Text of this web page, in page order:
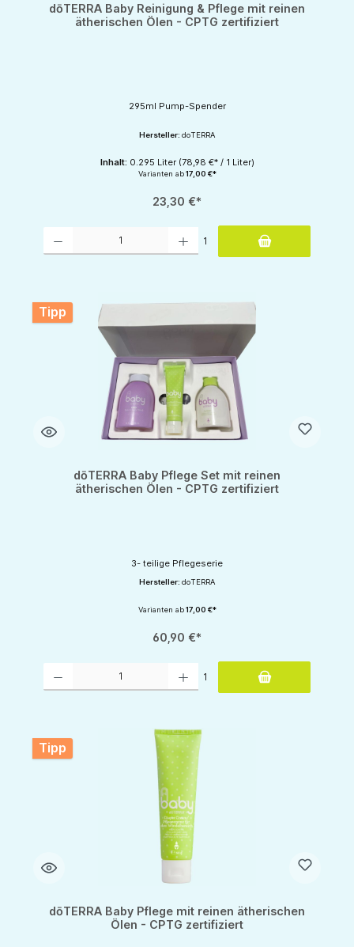
dōTERRA Baby Reinigung & Pflege mit reinen
ätherischen Ölen - CPTG zertifiziert
295ml Pump-Spender
Hersteller: doTERRA
Inhalt: 0.295 Liter (78,98 €* / 1 Liter)
Varianten ab17,00 €*
23,30 €*
1
Tipp
dōTERRA Baby Pflege Set mit reinen
ätherischen Ölen - CPTG zertifiziert
3- teilige Pflegeserie
Hersteller: doTERRA
Varianten ab17,00 €*
60,90 €*
1
Tipp
dōTERRA Baby Pflege mit reinen ätherischen
Ölen - CPTG zertifiziert